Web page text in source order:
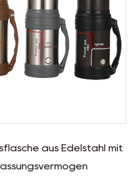
Großer Vakuum-Reisetopf
breiter